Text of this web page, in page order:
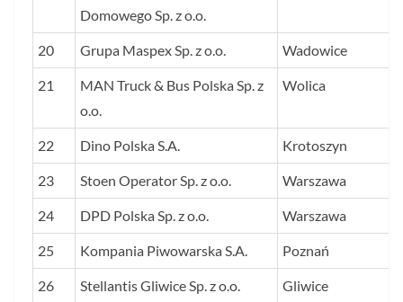
Domowego Sp. z o.o.
20 Grupa Maspex Sp. z o.o. Wadowice
21
MAN Truck & Bus Polska Sp. z
o.o.
Wolica
22 Dino Polska S.A. Krotoszyn
23 Stoen Operator Sp. z o.o. Warszawa
24 DPD Polska Sp. z o.o. Warszawa
25 Kompania Piwowarska S.A. Poznań
26 Stellantis Gliwice Sp. z o.o. Gliwice